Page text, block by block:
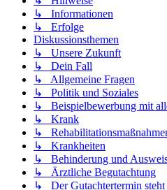
↳ Informationen
↳ Erfolge
Diskussionsthemen
↳ Unsere Zukunft
↳ Dein Fall
↳ Allgemeine Fragen
↳ Politik und Soziales
↳ Beispielbewerbung mit
↳ Krank
↳
↳ Krankheiten
↳ Behinderung und
↳ Ärztliche Begutachtung
↳ Der Gutachtertermin steht